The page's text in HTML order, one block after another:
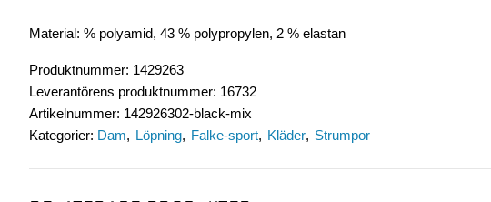
Material: % polyamid, 43 % polypropylen, 2 % elastan
Produktnummer: 1429263
Leverantörens produktnummer: 16732
Artikelnummer: 142926302-black-mix
Kategorier: Dam Löpning Falke-sport Kläder Strumpor